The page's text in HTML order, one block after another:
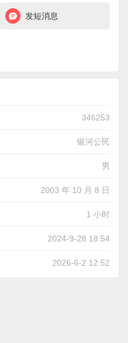
发短消息
346253
银河公民
男
2003 年 10 月 8 日
1 小时
2024-9-28 18:54
2026-6-2 12:52